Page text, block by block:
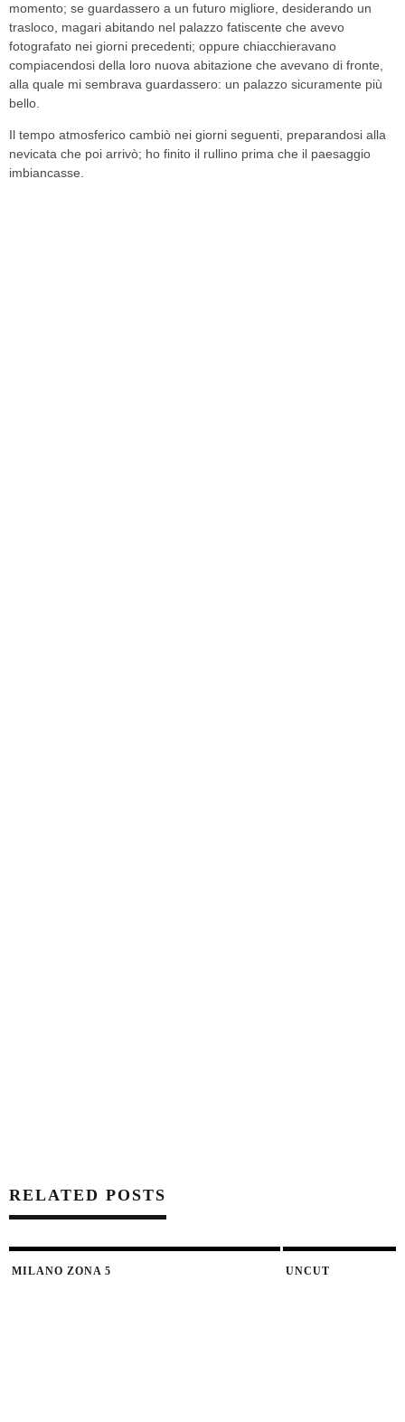
momento; se guardassero a un futuro migliore, desiderando un
trasloco, magari abitando nel palazzo fatiscente che avevo
fotografato nei giorni precedenti; oppure chiacchieravano
compiacendosi della loro nuova abitazione che avevano di fronte,
alla quale mi sembrava guardassero: un palazzo sicuramente più
bello.
Il tempo atmosferico cambiò nei giorni seguenti, preparandosi alla
nevicata che poi arrivò; ho finito il rullino prima che il paesaggio
imbiancasse.
RELATED POSTS
MILANO ZONA 5 UNCUT